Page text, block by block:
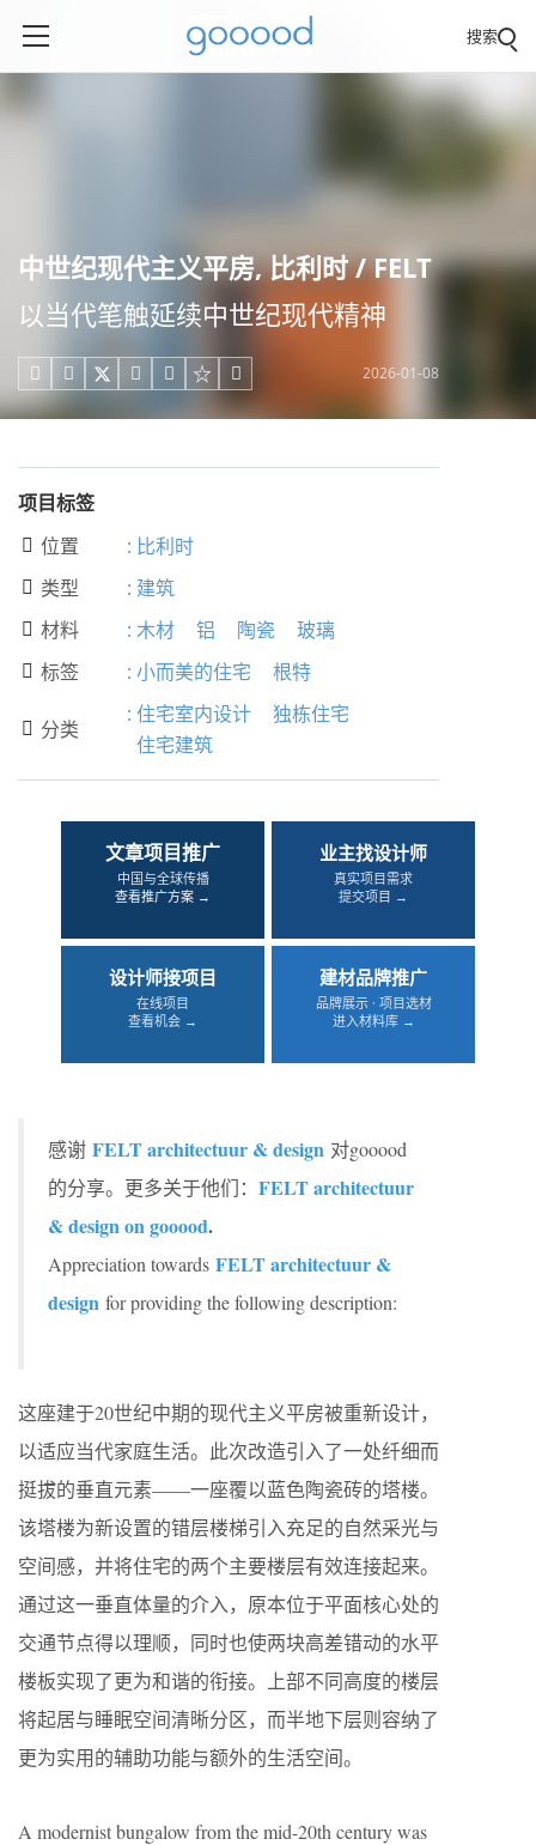
搜索
中世纪现代主义平房, 比利时 / FELT
以当代笔触延续中世纪现代精神
     2026-01-08
项目标签
 位置 : 比利时
 类型 : 建筑
 材料 : 木材 铝 陶瓷 玻璃
 标签 : 小而美的住宅 根特
 分类
: 住宅室内设计
独栋住宅
住宅建筑
文章项目推广
中国与全球传播
查看推广方案 →
业主找设计师
真实项目需求
提交项目 →
设计师接项目
在线项目
查看机会 →
建材品牌推广
品牌展示 · 项目选材
进入材料库 →
感谢 FELT architectuur & design 对gooood
的分享。更多关于他们： FELT architectuur
& design on gooood.
Appreciation towards FELT architectuur &
design for providing the following description:
这座建于20世纪中期的现代主义平房被重新设计，
以适应当代家庭生活。此次改造引入了一处纤细而
挺拔的垂直元素——一座覆以蓝色陶瓷砖的塔楼。
该塔楼为新设置的错层楼梯引入充足的自然采光与
空间感，并将住宅的两个主要楼层有效连接起来。
通过这一垂直体量的介入，原本位于平面核心处的
交通节点得以理顺，同时也使两块高差错动的水平
楼板实现了更为和谐的衔接。上部不同高度的楼层
将起居与睡眠空间清晰分区，而半地下层则容纳了
更为实用的辅助功能与额外的生活空间。
A modernist bungalow from the mid-20th century was